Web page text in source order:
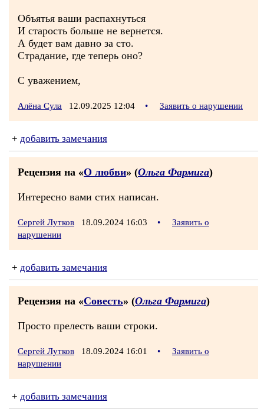
Объятья ваши распахнуться
И старость больше не вернется.
А будет вам давно за сто.
Страдание, где теперь оно?
С уважением,
Алёна Сула 12.09.2025 12:04 • Заявить о нарушении
+ добавить замечания
Рецензия на «О любви» (Ольга Фармига)
Интересно вами стих написан.
Сергей Лутков 18.09.2024 16:03 •
Заявить о
нарушении
+ добавить замечания
Рецензия на «Совесть» (Ольга Фармига)
Просто прелесть ваши строки.
Сергей Лутков 18.09.2024 16:01 •
Заявить о
нарушении
+ добавить замечания